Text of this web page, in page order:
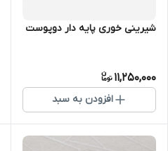
شیرینی خوری پایه دار دوپوست
11,250,000
افزودن به سبد